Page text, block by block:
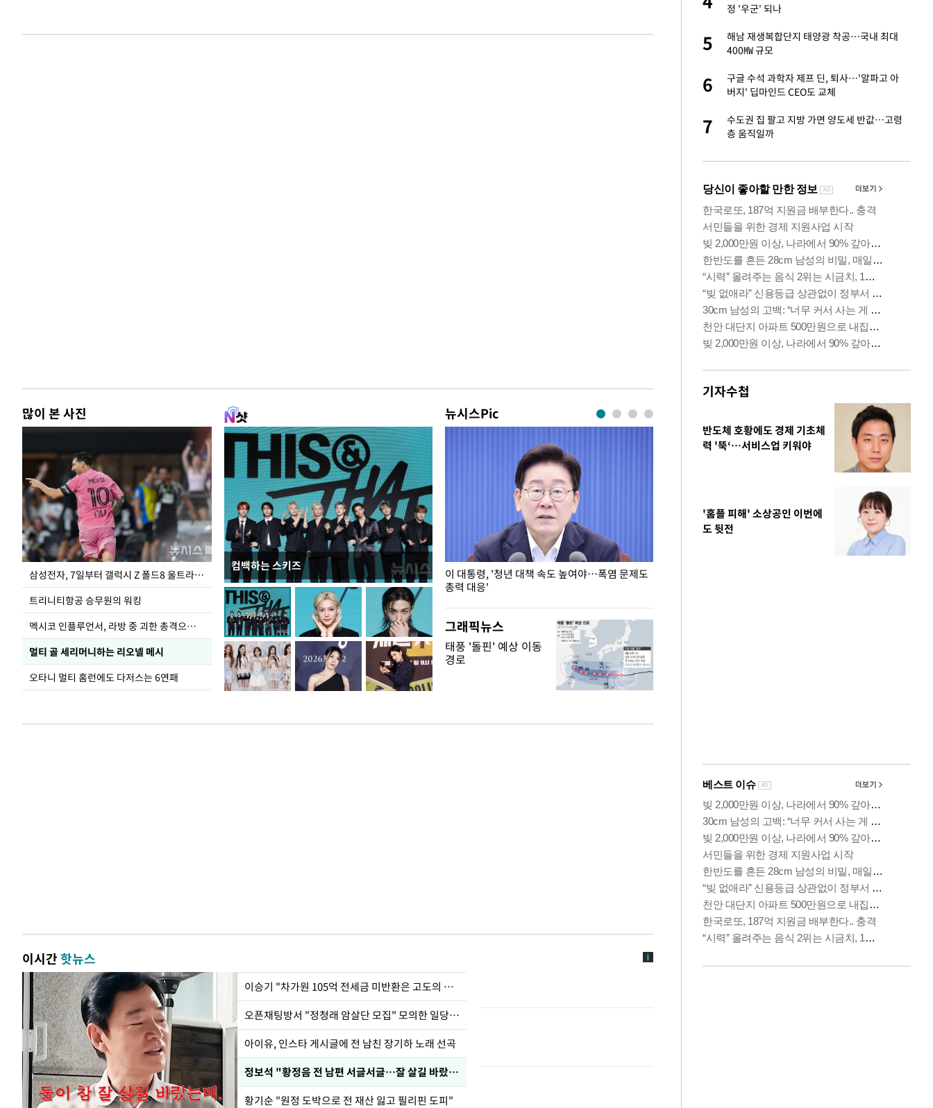
12분 전 >미 워싱턴주 스포캔 시의 통제불능 3개 산불, 방화선 일부 구축
많이 본 사진
삼성전자, 7일부터 갤럭시 Z 폴드8 울트라·폴드8·플립8 출시
트리니티항공 승무원의 워킹
멕시코 인플루언서, 라방 중 괴한 총격으로 사망
멀티 골 세리머니하는 리오넬 메시
오타니 멀티 홈런에도 다저스는 6연패
컴백하는 스키즈
뉴시스Pic
오세훈 "용산어린이정원 주택 공급 동의할 수 없
어"
이 대통령, '청년 대책 속도 높여야…폭염 문제도
총력 대응'
그래픽뉴스
태풍 '돌핀' 예상 이동
경로
이시간핫뉴스
이승기 "차가원 105억 전세금 미반환은 고도의 사기"
오픈채팅방서 "정청래 암살단 모집" 모의한 일당, 불구속 송치
아이유, 인스타 게시글에 전 남친 장기하 노래 선곡
정보석 "황정음 전 남편 서글서글…잘 살길 바랐는데"
황기순 "원정 도박으로 전 재산 잃고 필리핀 도피"
5 최준희, 또 성형수술 예고 "짝짝이 눈 탈출"
정 '우군' 되나
5
해남 재생복합단지 태양광 착공…국내 최대
400㎿ 규모
6
구글 수석 과학자 제프 딘, 퇴사…'알파고 아
버지' 딥마인드 CEO도 교체
7
수도권 집 팔고 지방 가면 양도세 반값…고령
층 움직일까
기자수첩
반도체 호황에도 경제 기초체
력 '뚝‘…서비스업 키워야
'홈플 피해' 소상공인 이번에
도 뒷전